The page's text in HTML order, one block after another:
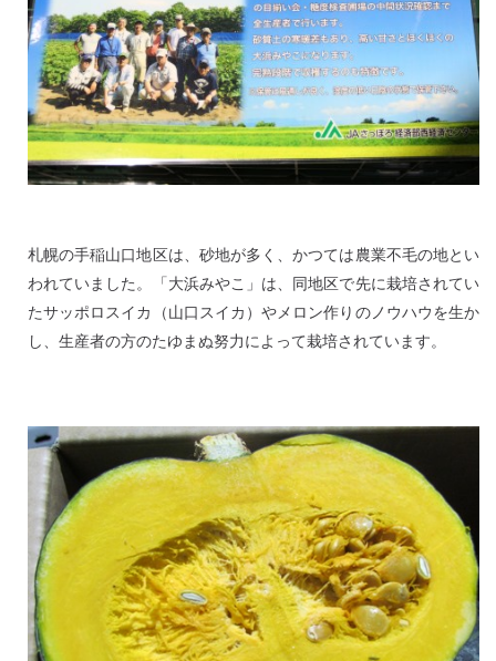
札幌の手稲山口地区は、砂地が多く、かつては農業不毛の地とい
われていました。「大浜みやこ」は、同地区で先に栽培されてい
たサッポロスイカ（山口スイカ）やメロン作りのノウハウを生か
し、生産者の方のたゆまぬ努力によって栽培されています。